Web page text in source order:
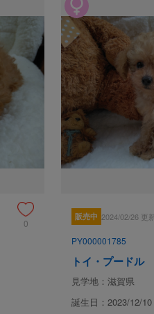
0
販売中 2024/02/26 更新
PY000001785
トイ・プードル
見学地：滋賀県
誕生日：2023/12/10